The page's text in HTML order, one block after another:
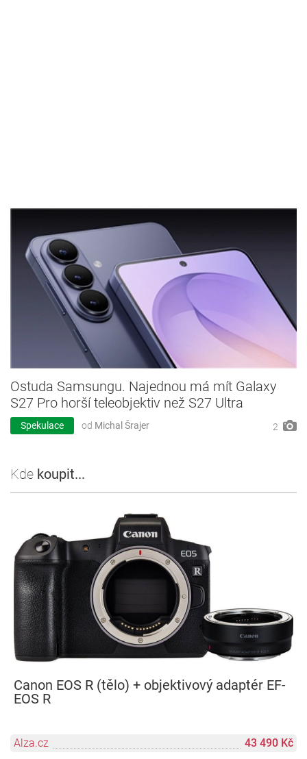
Ostuda Samsungu. Najednou má mít Galaxy
S27 Pro horší teleobjektiv než S27 Ultra
Spekulace od Michal Šrajer 2
Kde koupit...
Canon EOS R (tělo) + objektivový adaptér EF-
EOS R
Alza.cz 43 490 Kč